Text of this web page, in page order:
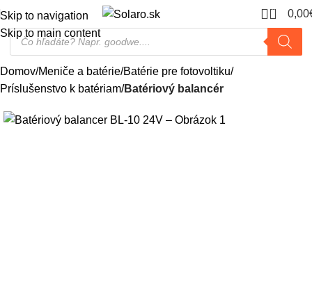
Skip to navigation
Skip to main content
0 0,00
Domov Meniče a batérie Batérie pre fotovoltiku
Príslušenstvo k batériam Batériový balancér